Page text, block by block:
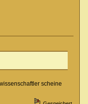
scheine